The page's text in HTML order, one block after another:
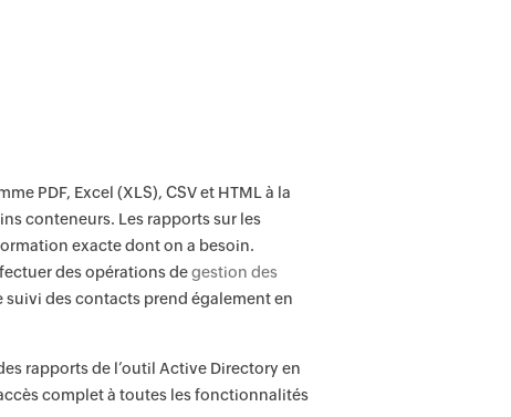
PDF, Excel (XLS), CSV et HTML à la
conteneurs. Les rapports sur les
exacte dont on a besoin.
des opérations degestion des
des contacts prend également en
rapports de l’outil Active Directory en
complet à toutes les fonctionnalités